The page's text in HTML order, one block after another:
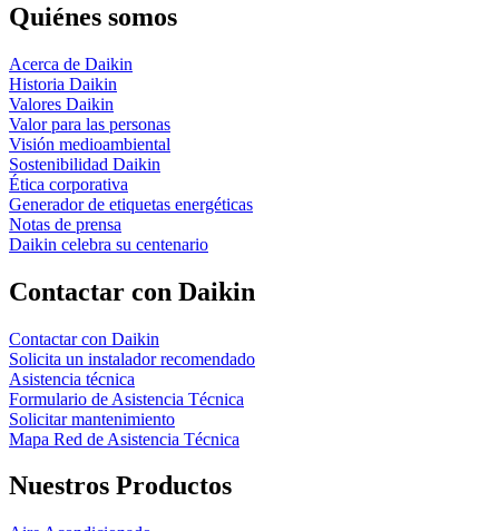
Quiénes somos
Acerca de Daikin
Historia Daikin
Valores Daikin
Valor para las personas
Visión medioambiental
Sostenibilidad Daikin
Ética corporativa
Generador de etiquetas energéticas
Notas de prensa
Daikin celebra su centenario
Contactar con Daikin
Contactar con Daikin
Solicita un instalador recomendado
Asistencia técnica
Formulario de Asistencia Técnica
Solicitar mantenimiento
Mapa Red de Asistencia Técnica
Nuestros Productos